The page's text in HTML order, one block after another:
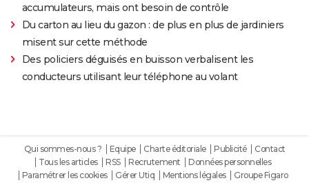
accumulateurs, mais ont besoin de contrôle
Du carton au lieu du gazon : de plus en plus de jardiniers
misent sur cette méthode
Des policiers déguisés en buisson verbalisent les
conducteurs utilisant leur téléphone au volant
Qui sommes-nous ? Equipe Charte éditoriale Publicité
Contact
Tous les articles
RSS Recrutement
Données personnelles
Paramétrer les cookies
Gérer Utiq Mentions légales
Groupe Figaro